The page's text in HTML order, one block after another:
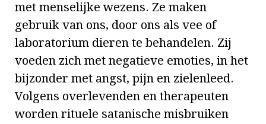
met menselijke wezens. Ze maken
gebruik van ons, door ons als vee of
laboratorium dieren te behandelen. Zij
voeden zich met negatieve emoties, in het
bijzonder met angst, pijn en zielenleed.
Volgens overlevenden en therapeuten
worden rituele satanische misbruiken